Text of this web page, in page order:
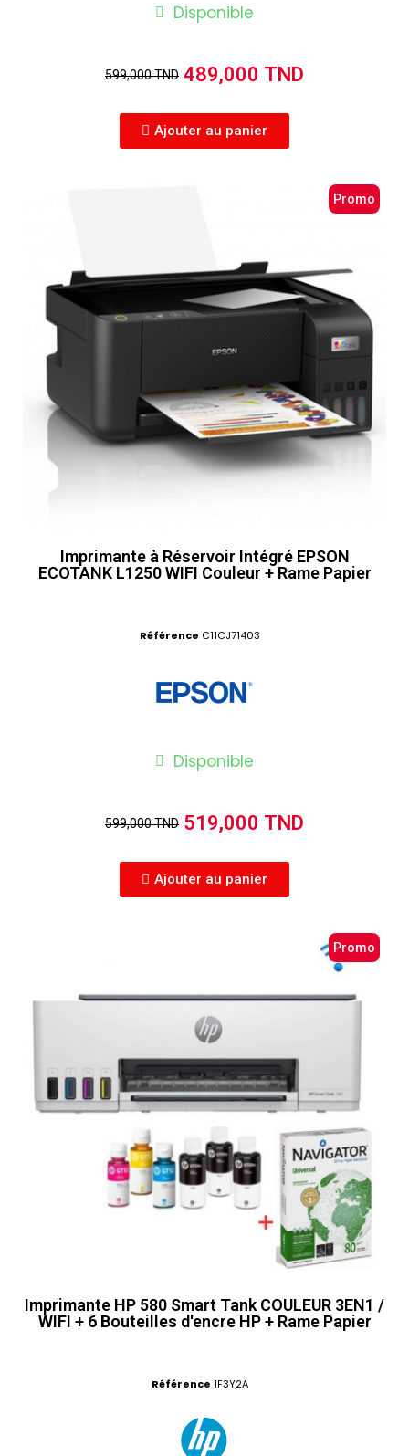
Disponible
599,000 TND 489,000 TND
Ajouter au panier
Promo
Imprimante à Réservoir Intégré EPSON
ECOTANK L1250 WIFI Couleur + Rame Papier
Référence C11CJ71403
Disponible
599,000 TND 519,000 TND
Ajouter au panier
Promo
Imprimante HP 580 Smart Tank COULEUR 3EN1 /
WIFI + 6 Bouteilles d'encre HP + Rame Papier
Référence 1F3Y2A